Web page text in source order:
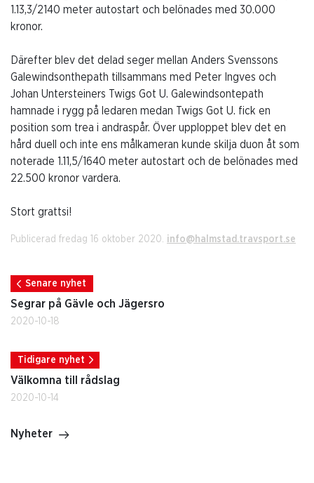
1.13,3/2140 meter autostart och belönades med 30.000
kronor.
Därefter blev det delad seger mellan Anders Svenssons
Galewindsonthepath tillsammans med Peter Ingves och
Johan Untersteiners Twigs Got U. Galewindsontepath
hamnade i rygg på ledaren medan Twigs Got U. fick en
position som trea i andraspår. Över upploppet blev det en
hård duell och inte ens målkameran kunde skilja duon åt som
noterade 1.11,5/1640 meter autostart och de belönades med
22.500 kronor vardera.
Stort grattsi!
Publicerad fredag 16 oktober 2020. info@halmstad.travsport.se
Senare nyhet
Segrar på Gävle och Jägersro
2020-10-18
Tidigare nyhet
Välkomna till rådslag
2020-10-14
Nyheter